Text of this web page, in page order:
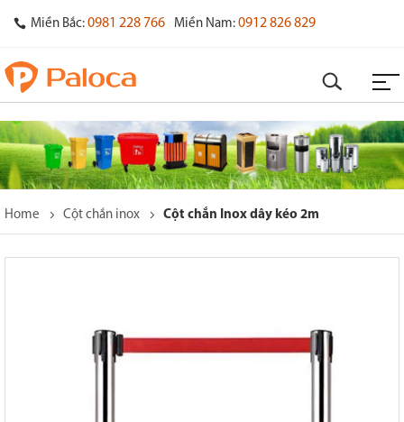
Miền Bắc: 0981 228 766 Miền Nam: 0912 826 829
Home Cột chắn inox Cột chắn Inox dây kéo 2m